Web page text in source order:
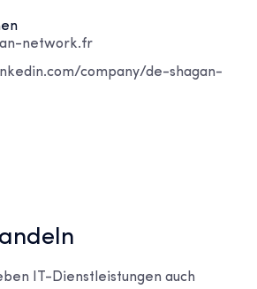
network.fr
company/de-shagan-
IT-Dienstleistungen auch